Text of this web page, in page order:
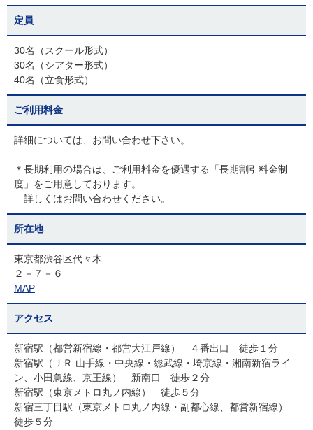
定員
30名（スクール形式）
30名（シアター形式）
40名（立食形式）
ご利用料金
詳細については、お問い合わせ下さい。
＊長期利用の場合は、ご利用料金を優遇する「長期割引料金制
度」をご用意しております。
詳しくはお問い合わせください。
所在地
東京都渋谷区代々木
２－７－６
MAP
アクセス
新宿駅（都営新宿線・都営大江戸線） ４番出口 徒歩１分
新宿駅（ＪＲ 山手線・中央線・総武線・埼京線・湘南新宿ライ
ン、小田急線、京王線） 新南口 徒歩２分
新宿駅（東京メトロ丸ノ内線） 徒歩５分
新宿三丁目駅（東京メトロ丸ノ内線・副都心線、都営新宿線）
徒歩５分